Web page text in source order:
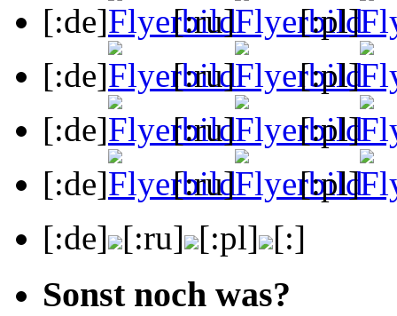
[:de]
[:ru]
[:pl]
[:de]
[:ru]
[:pl]
[:de]
[:ru]
[:pl]
[:de]
[:ru]
[:pl]
[:de] [:ru] [:pl] [:]
Sonst noch was?